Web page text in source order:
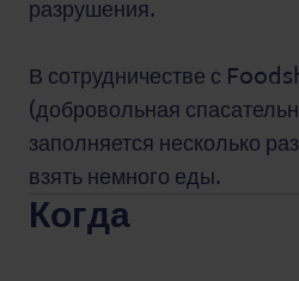
разрушения.
В сотрудничестве с
(добровольная
заполняется несколько
взять немного еды.
Когда